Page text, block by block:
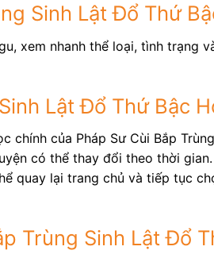
Sinh Lật Đổ Thứ
xem nhanh thể loại, tình trạng
Lật Đổ Thứ Bậc
của Pháp Sư Cùi Bắp
có thể thay đổi theo thời gian.
quay lại trang chủ và tiếp tục
Trùng Sinh Lật Đổ